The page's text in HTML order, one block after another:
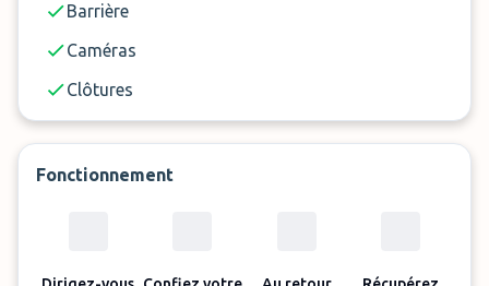
Barrière
Caméras
Clôtures
Fonctionnement